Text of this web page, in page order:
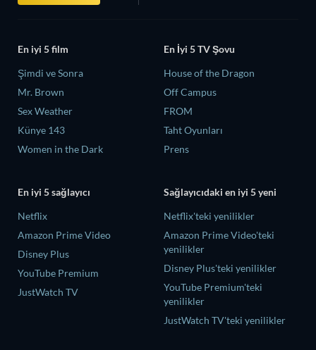
En iyi 5 film
Şimdi ve Sonra
Mr. Brown
Sex Weather
Künye 143
Women in the Dark
En İyi 5 TV Şovu
House of the Dragon
Off Campus
FROM
Taht Oyunları
Prens
En iyi 5 sağlayıcı
Netflix
Amazon Prime Video
Disney Plus
YouTube Premium
JustWatch TV
Sağlayıcıdaki en iyi 5 yeni
Netflix'teki yenilikler
Amazon Prime Video'teki
yenilikler
Disney Plus'teki yenilikler
YouTube Premium'teki
yenilikler
JustWatch TV'teki yenilikler